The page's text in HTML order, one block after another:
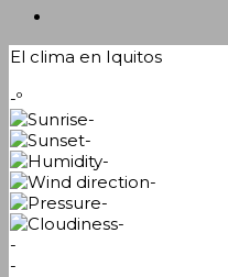
El clima en Iquitos
-º
-
-
-
-
-
-
-
-